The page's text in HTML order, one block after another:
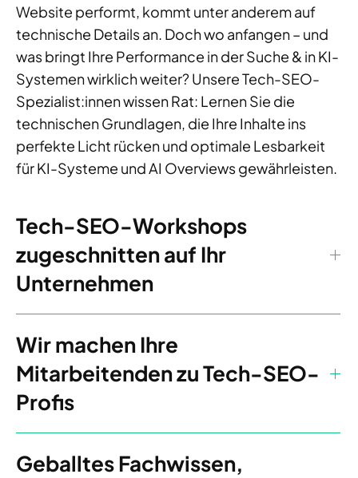
Website performt, kommt unter anderem auf
technische Details an. Doch wo anfangen – und
was bringt Ihre Performance in der Suche & in KI-
Systemen wirklich weiter? Unsere Tech-SEO-
Spezialist:innen wissen Rat: Lernen Sie die
technischen Grundlagen, die Ihre Inhalte ins
perfekte Licht rücken und optimale Lesbarkeit
für KI-Systeme und AI Overviews gewährleisten.
Tech-SEO-Workshops
zugeschnitten auf Ihr
Unternehmen
Wir machen Ihre
Mitarbeitenden zu Tech-SEO-
Profis
Geballtes Fachwissen,